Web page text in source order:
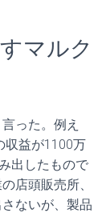
マルク
った。例え
収益が1100万
出したもので
店頭販売所、
ないが、製品